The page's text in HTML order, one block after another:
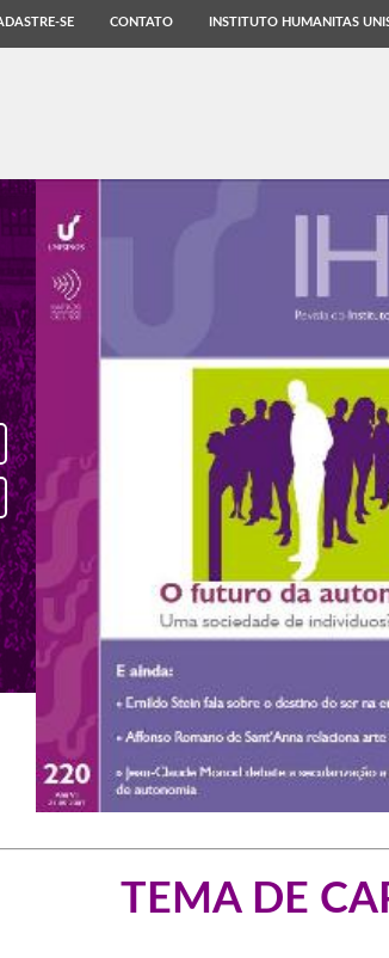
SE CONTATO INSTITUTO HUMANITAS
TEMA DE